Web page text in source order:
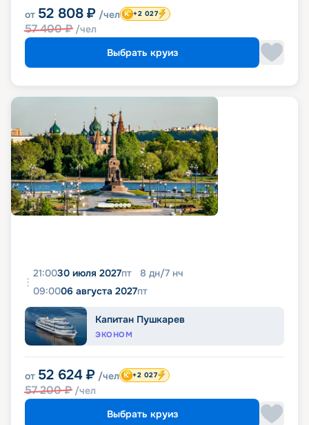
от 52 808 ₽ /чел
57 400₽ /чел
+2 027
Выбрать круиз
21:0030 июля 2027пт 8 дн/7 нч
09:0006 августа 2027пт
Капитан Пушкарев
ЭКОНОМ
от 52 624 ₽ /чел
57 200₽ /чел
+2 027
Выбрать круиз